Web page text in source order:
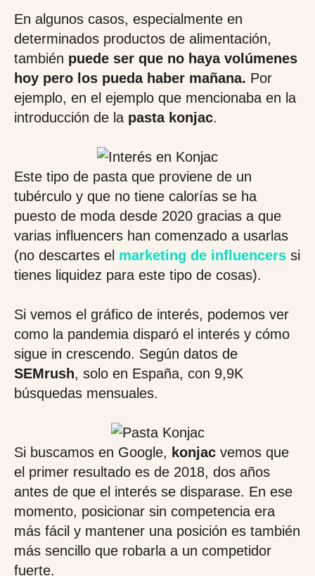
En algunos casos, especialmente en
determinados productos de alimentación,
también puede ser que no haya volúmenes
hoy pero los pueda haber mañana. Por
ejemplo, en el ejemplo que mencionaba en la
introducción de la pasta konjac.
Este tipo de pasta que proviene de un
tubérculo y que no tiene calorías se ha
puesto de moda desde 2020 gracias a que
varias influencers han comenzado a usarlas
(no descartes el marketing de influencers si
tienes liquidez para este tipo de cosas).
Si vemos el gráfico de interés, podemos ver
como la pandemia disparó el interés y cómo
sigue in crescendo. Según datos de
SEMrush, solo en España, con 9,9K
búsquedas mensuales.
Si buscamos en Google, konjac vemos que
el primer resultado es de 2018, dos años
antes de que el interés se disparase. En ese
momento, posicionar sin competencia era
más fácil y mantener una posición es también
más sencillo que robarla a un competidor
fuerte.